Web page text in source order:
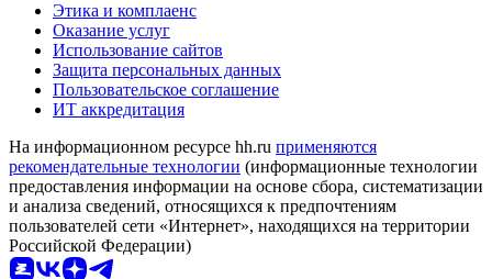
Этика и комплаенс
Оказание услуг
Использование сайтов
Защита персональных данных
Пользовательское соглашение
ИТ аккредитация
На информационном ресурсе hh.ru применяются
рекомендательные технологии (информационные технологии
предоставления информации на основе сбора, систематизации
и анализа сведений, относящихся к предпочтениям
пользователей сети «Интернет», находящихся на территории
Российской Федерации)